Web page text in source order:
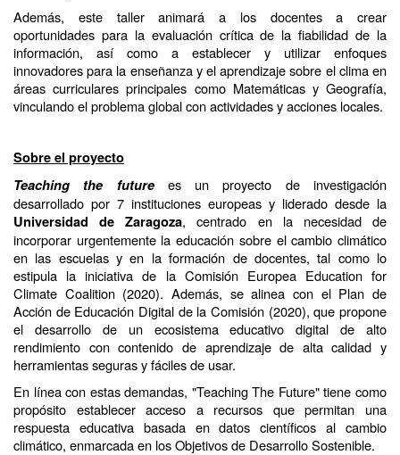
Además, este taller animará a los docentes a crear
oportunidades para la evaluación crítica de la fiabilidad de la
información, así como a establecer y utilizar enfoques
innovadores para la enseñanza y el aprendizaje sobre el clima en
áreas curriculares principales como Matemáticas y Geografía,
vinculando el problema global con actividades y acciones locales.
Sobre el proyecto
Teaching the futurees un proyecto de investigación
desarrollado por 7 instituciones europeas y liderado desde la
Universidad de Zaragoza, centrado en la necesidad de
incorporar urgentemente la educación sobre el cambio climático
en las escuelas y en la formación de docentes, tal como lo
estipula la iniciativa de la Comisión Europea Education for
Climate Coalition (2020). Además, se alinea con el Plan de
Acción de Educación Digital de la Comisión (2020), que propone
el desarrollo de un ecosistema educativo digital de alto
rendimiento con contenido de aprendizaje de alta calidad y
herramientas seguras y fáciles de usar.
En línea con estas demandas, "Teaching The Future" tiene como
propósito establecer acceso a recursos que permitan una
respuesta educativa basada en datos científicos al cambio
climático, enmarcada en los Objetivos de Desarrollo Sostenible.